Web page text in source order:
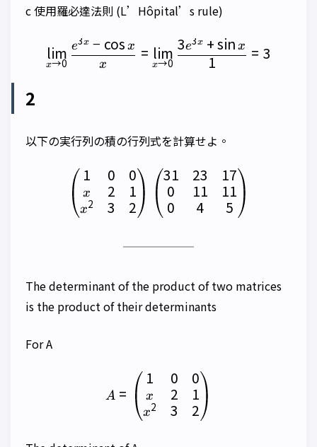
c 使用羅必達法則 (L’Hôpital’s rule)
\lim_{x\to
x→0
lim
x
e3x − cos x =
x→0
lim 1
3e3x +sin x = 3
2
以下の実行列の積の行列式を計算せよ。
\begin{pmatrix} 1 & 0 &
1
x
x2
0
2
3
0
1
2
31
0
0
23
11
4
17
11
5
The determinant of the product of two matrices
is the product of their determinants
For A
A=\begin{pmatrix} 1 &
A =
1
x
x2
0
2
3
0
1
2